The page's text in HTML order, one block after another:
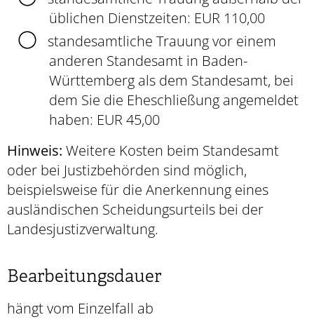
üblichen Dienstzeiten: EUR 110,00
standesamtliche Trauung vor einem
anderen Standesamt in Baden-
Württemberg als dem Standesamt, bei
dem Sie die Eheschließung angemeldet
haben: EUR 45,00
Hinweis: Weitere Kosten beim Standesamt
oder bei Justizbehörden sind möglich,
beispielsweise für die Anerkennung eines
ausländischen Scheidungsurteils bei der
Landesjustizverwaltung.
Bearbeitungsdauer
hängt vom Einzelfall ab